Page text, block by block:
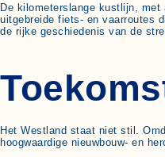
De kilometerslange kustlijn,
uitgebreide fiets- en vaarroutes
de rijke geschiedenis van de
Het Westland staat niet stil.
hoogwaardige nieuwbouw- en